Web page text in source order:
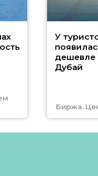
У
дешевле
Дубай
Биржа.